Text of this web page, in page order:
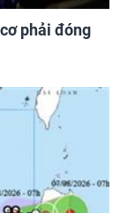
phải đóng